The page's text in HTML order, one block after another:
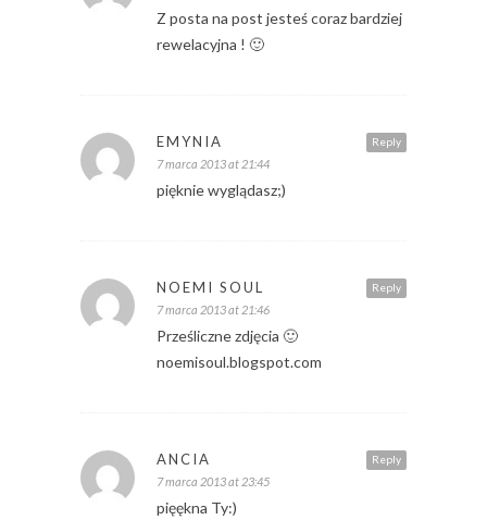
Z posta na post jesteś coraz bardziej
rewelacyjna ! 🙂
Reply
EMYNIA
7 marca 2013 at 21:44
pięknie wyglądasz;)
Reply
NOEMI SOUL
7 marca 2013 at 21:46
Prześliczne zdjęcia 🙂
noemisoul.blogspot.com
Reply
ANCIA
7 marca 2013 at 23:45
pięękna Ty:)